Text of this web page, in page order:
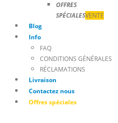
OFFRES
SPÉCIALESVENTE
Blog
Info
FAQ
CONDITIONS GÉNÉRALES
RÉCLAMATIONS
Livraison
Contactez nous
Offres spéciales